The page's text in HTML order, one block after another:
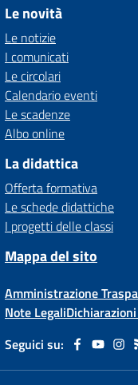
Le novità
Le notizie
I comunicati
Le circolari
Calendario eventi
Le scadenze
Albo online
La didattica
Offerta formativa
Le schede didattiche
I progetti delle classi
Mappa del sito
Amministrazione
Note Legali
Seguici su: